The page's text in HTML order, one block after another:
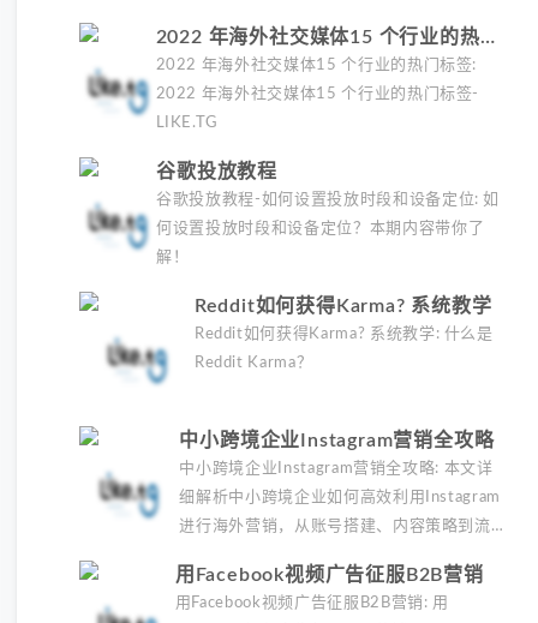
2022 年海外社交媒体15 个行业的热门
标签
2022 年海外社交媒体15 个行业的热门标签:
2022 年海外社交媒体15 个行业的热门标签-
LIKE.TG
谷歌投放教程
谷歌投放教程-如何设置投放时段和设备定位: 如
何设置投放时段和设备定位？本期内容带你了
解！
Reddit如何获得Karma? 系统教学
Reddit如何获得Karma? 系统教学: 什么是
Reddit Karma？
中小跨境企业Instagram营销全攻略
中小跨境企业Instagram营销全攻略: 本文详
细解析中小跨境企业如何高效利用Instagram
进行海外营销，从账号搭建、内容策略到流
案，助您快速提升品牌曝光和转化率。
用Facebook视频广告征服B2B营销
用Facebook视频广告征服B2B营销: 用